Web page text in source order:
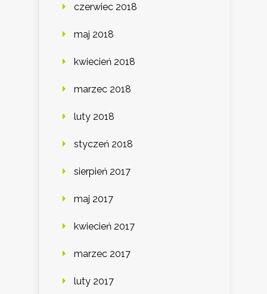
czerwiec 2018
maj 2018
kwiecień 2018
marzec 2018
luty 2018
styczeń 2018
sierpień 2017
maj 2017
kwiecień 2017
marzec 2017
luty 2017